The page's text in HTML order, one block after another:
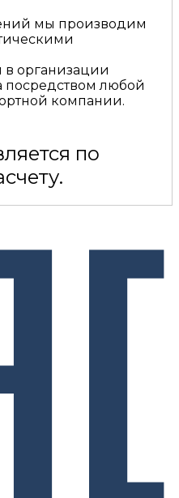
мы производим
в организации
посредством любой
компании.
по